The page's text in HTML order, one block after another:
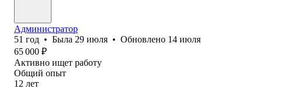
Администратор
51 год • Была 29 июля • Обновлено 14 июля
65 000 ₽
Активно ищет работу
Общий опыт
12 лет